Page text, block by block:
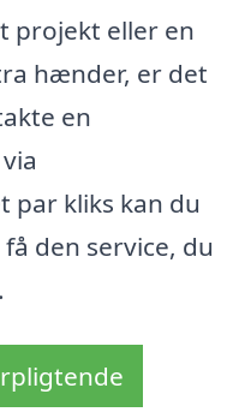
projekt eller en
hænder, er det
en
par kliks kan du
den service, du